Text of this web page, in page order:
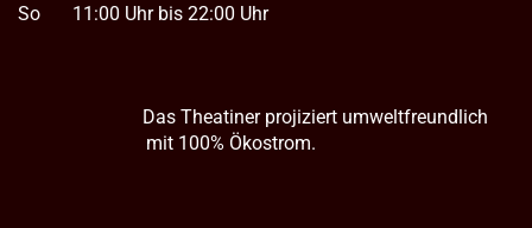
So
11:00 Uhr bis 22:00 Uhr
Das Theatiner projiziert umweltfreundlich
mit 100% Ökostrom.